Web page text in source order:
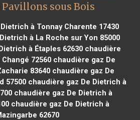
sous Bois
à Tonnay Charente 17430
à La Roche sur Yon 85000
à Étaples 62630chaudière
72560chaudière gaz De
83640 chaudière gaz De
57500 chaudière gaz De Dietrich à
chaudière gaz De Dietrich à
chaudière gaz De Dietrich à
62670